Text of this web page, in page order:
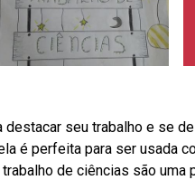
destacar seu trabalho e se
é perfeita para ser usada
de ciências são